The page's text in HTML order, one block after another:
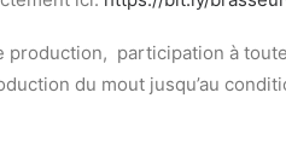
production, participation à
du mout jusqu’au